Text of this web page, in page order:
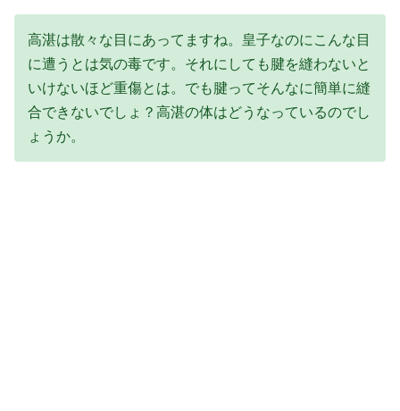
高湛は散々な目にあってますね。皇子なのにこんな目
に遭うとは気の毒です。それにしても腱を縫わないと
いけないほど重傷とは。でも腱ってそんなに簡単に縫
合できないでしょ？高湛の体はどうなっているのでし
ょうか。